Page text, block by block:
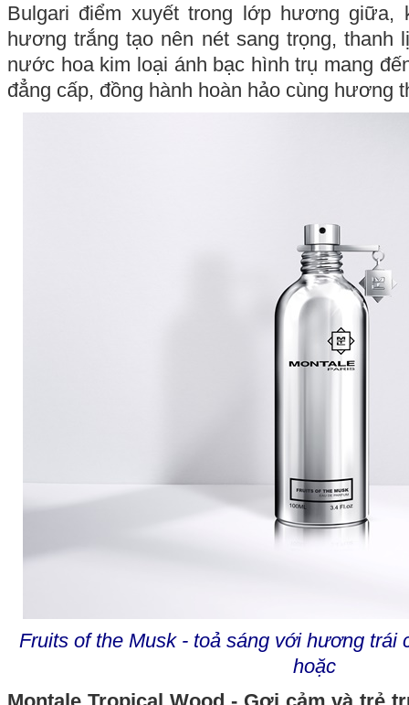
Bulgari điểm xuyết trong lớp hương
hương trắng tạo nên nét sang trọng, thanh
nước hoa kim loại ánh bạc hình trụ mang
đẳng cấp, đồng hành hoàn hảo cùng hương
Fruits of the Musk - toả sáng với hương trái
hoặc